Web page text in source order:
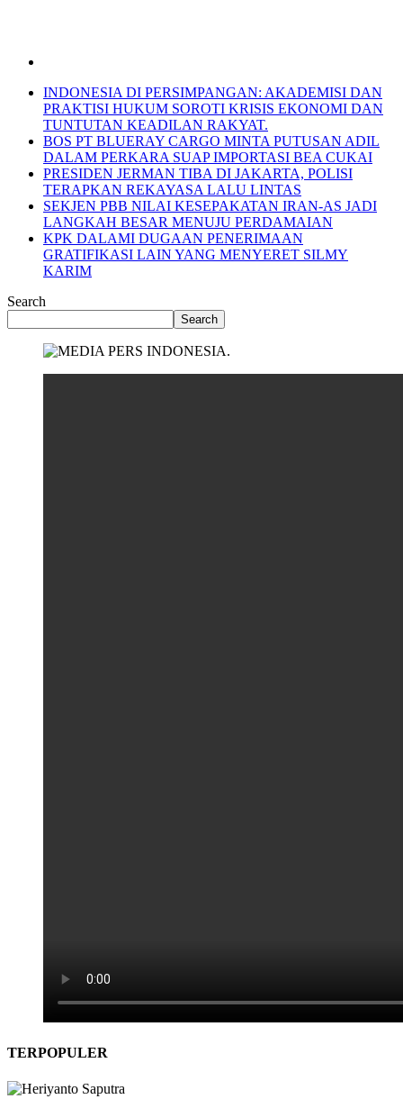
INDONESIA DI PERSIMPANGAN: AKADEMISI DAN
PRAKTISI HUKUM SOROTI KRISIS EKONOMI DAN
TUNTUTAN KEADILAN RAKYAT.
BOS PT BLUERAY CARGO MINTA PUTUSAN ADIL
DALAM PERKARA SUAP IMPORTASI BEA CUKAI
PRESIDEN JERMAN TIBA DI JAKARTA, POLISI
TERAPKAN REKAYASA LALU LINTAS
SEKJEN PBB NILAI KESEPAKATAN IRAN-AS JADI
LANGKAH BESAR MENUJU PERDAMAIAN
KPK DALAMI DUGAAN PENERIMAAN
GRATIFIKASI LAIN YANG MENYERET SILMY
KARIM
Search
Search
TERPOPULER